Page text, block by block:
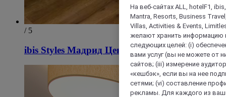
/ 5
ibis Styles Мадрид Центр Маравиллас
На веб-сайтах ALL, hotelF1,
Mantra, Resorts, Business
Villas, Activities & Events,
желают хранить информацию
следующих целей: (i)
вами услуг (вы не можете от
сайтов; (iii) измерение
«кешбэк», если вы на нее
сетями; (vi) составление
рекламы. Для каждого из